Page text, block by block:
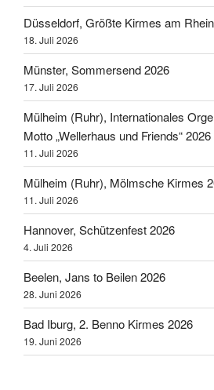
Düsseldorf, Größte Kirmes am
18. Juli 2026
Münster, Sommersend 2026
17. Juli 2026
Mülheim (Ruhr), Internationales
Motto „Wellerhaus und Friends“ 2026
11. Juli 2026
Mülheim (Ruhr), Mölmsche Kirmes
11. Juli 2026
Hannover, Schützenfest 2026
4. Juli 2026
Beelen, Jans to Beilen 2026
28. Juni 2026
Bad Iburg, 2. Benno Kirmes 2026
19. Juni 2026